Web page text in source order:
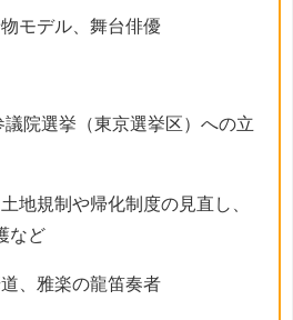
モデル、舞台俳優
議院選挙（東京選挙区）への立
地規制や帰化制度の見直し、
など
、雅楽の龍笛奏者